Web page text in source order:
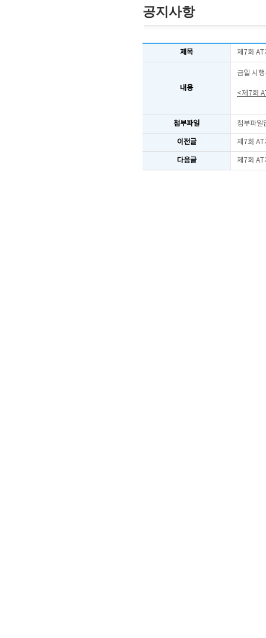
공지사항
제목 제7회 AT
내용
금일 시
<제7회
첨부파일 첨부파일
이전글 제7회 AT
다음글 제7회 AT